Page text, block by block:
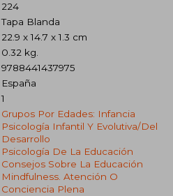
224
Tapa Blanda
22.9 x 14.7 x 1.3 cm
0.32 kg.
9788441437975
España
1
Grupos Por Edades: Infancia
Psicología Infantil Y Evolutiva/del
Desarrollo
Psicología De La Educación
Consejos Sobre La Educación
Mindfulness. Atención O
Conciencia Plena